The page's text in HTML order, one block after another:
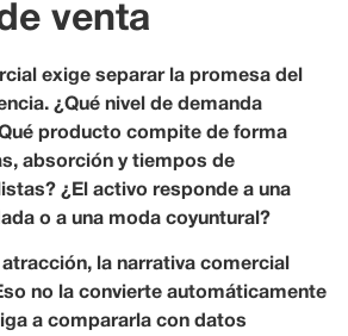
venta
exige separar la promesa del
¿Qué nivel de demanda
producto compite de forma
absorción y tiempos de
¿El activo responde a una
o a una moda coyuntural?
la narrativa comercial
no la convierte automáticamente
a compararla con datos